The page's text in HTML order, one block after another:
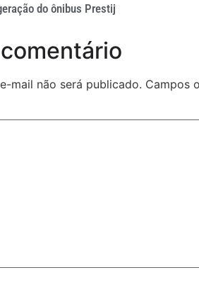
do ônibus Prestij
mail não será publicado. Campos